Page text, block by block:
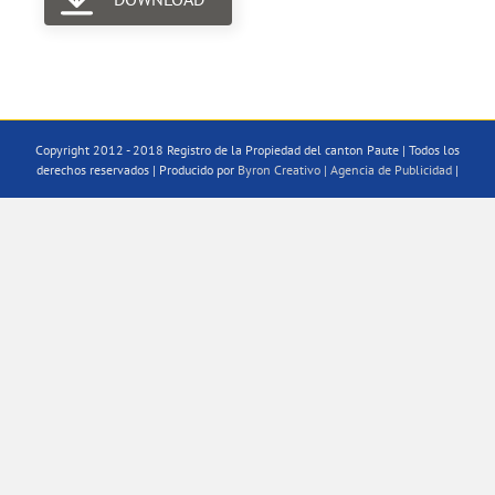
Copyright 2012 - 2018 Registro de la Propiedad del canton Paute | Todos los
derechos reservados | Producido por Byron Creativo | Agencia de Publicidad |